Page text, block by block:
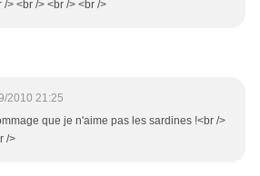
> <br /> <br /> <br />
2010 21:25
que je n'aime pas les sardines !<br />
/>